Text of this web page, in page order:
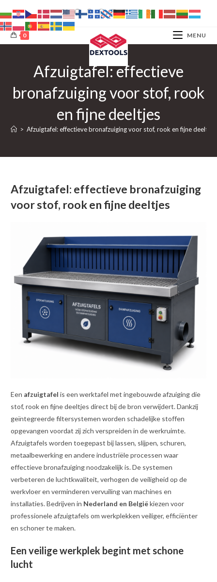
naar
inhoud
0 MENU
Afzuigtafel: effectieve
bronafzuiging voor stof, rook
en fijne deeltjes
> Afzuigtafel: effectieve bronafzuiging voor stof, rook en fijne deeltjes
Afzuigtafel: effectieve bronafzuiging
voor stof, rook en fijne deeltjes
Een afzuigtafel is een werktafel met ingebouwde afzuiging die
stof, rook en fijne deeltjes direct bij de bron verwijdert. Dankzij
geïntegreerde filtersystemen worden schadelijke stoffen
opgevangen voordat zij zich verspreiden in de werkruimte.
Afzuigtafels worden toegepast bij lassen, slijpen, schuren,
metaalbewerking en andere industriële processen waar
effectieve bronafzuiging noodzakelijk is. De systemen
verbeteren de luchtkwaliteit, verhogen de veiligheid op de
werkvloer en verminderen vervuiling van machines en
installaties. Bedrijven in Nederland en Belgiëkiezen voor
professionele afzuigtafels om werkplekken veiliger, efficiënter
en schoner te maken.
Een veilige werkplek begint met schone
lucht